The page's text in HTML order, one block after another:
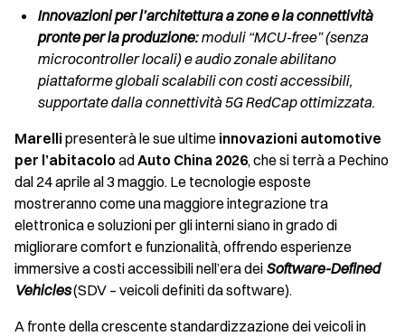
Innovazioni per l’architettura a zone e la connettività
pronte per la produzione:moduli “MCU-free” (senza
microcontroller locali) e audio zonale abilitano
piattaforme globali scalabili con costi accessibili,
supportate dalla connettività 5G RedCap ottimizzata.
Marellipresenterà le sue ultime innovazioni automotive
per l’abitacolo adAuto China 2026, che si terrà a Pechino
dal 24 aprile al 3 maggio. Le tecnologie esposte
mostreranno come una maggiore integrazione tra
elettronica e soluzioni per gli interni siano in grado di
migliorare comfort e funzionalità, offrendo esperienze
immersive a costi accessibili nell’era dei Software-Defined
Vehicles(SDV – veicoli definiti da software).
A fronte della crescente standardizzazione dei veicoli in